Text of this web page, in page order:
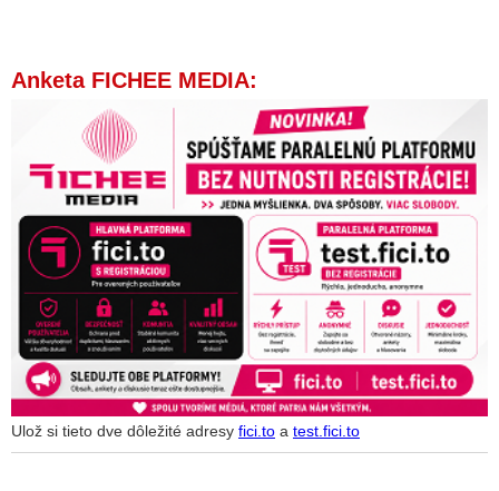
Anketa FICHEE MEDIA:
Ulož si tieto dve dôležité adresy fici.to a test.fici.to